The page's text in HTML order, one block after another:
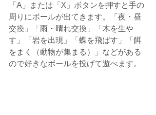
「A」または「X」ボタンを押すと手の
周りにボールが出てきます。「夜・昼
交換」「雨・晴れ交換」「木を生や
す」「岩を出現」「蝶を飛ばす」「餌
をまく（動物が集まる）」などがある
ので好きなボールを投げて遊べます。